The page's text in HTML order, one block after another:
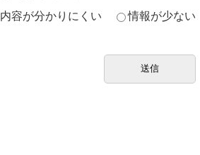
内容が分かりにくい 情報が少ない